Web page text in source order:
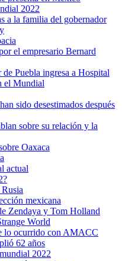
2022
a la familia del gobernador
el empresario Bernard
Puebla ingresa a Hospital
el Mundial
sido desestimados después
sobre su relación y la
Oaxaca
actual
mexicana
Zendaya y Tom Holland
World
lo ocurrido con AMACC
62 años
2022